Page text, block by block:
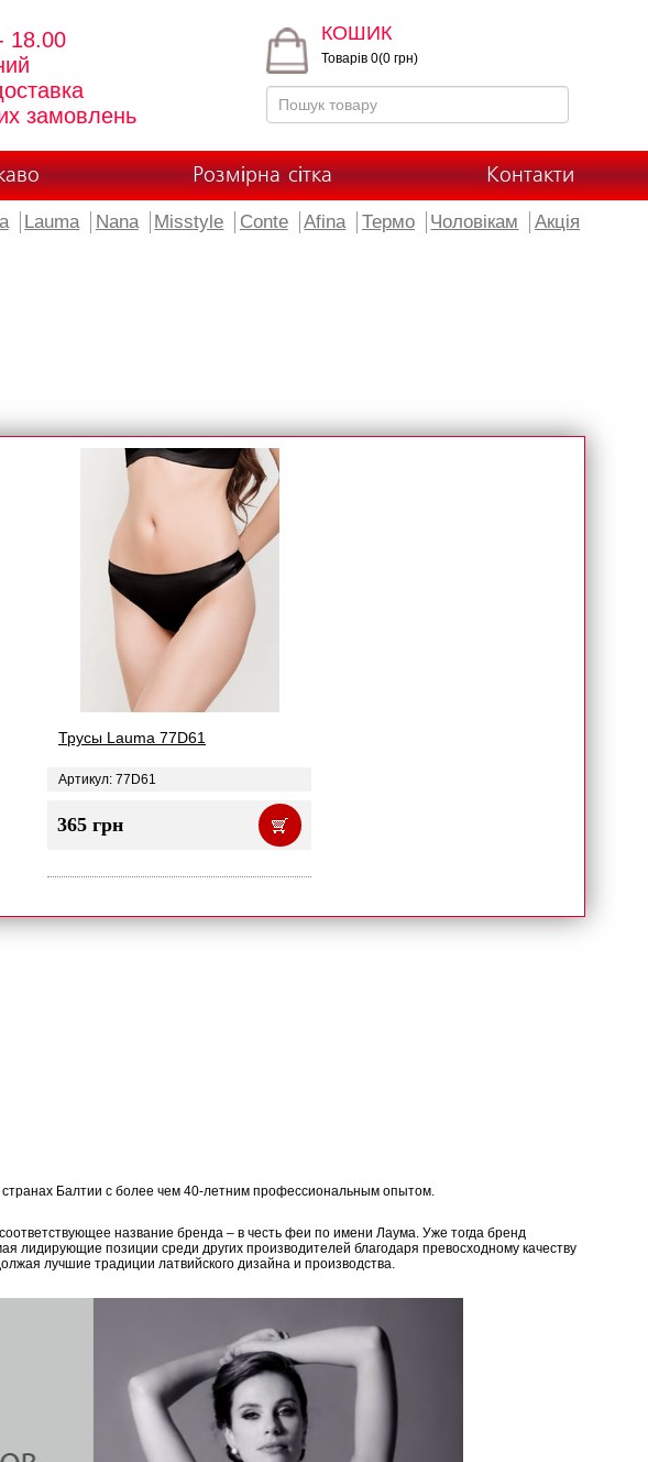
18.00
замовлень
КОШИК
Товарів 0(0 грн)
Розмірна сітка Контакти
Lauma Nana Misstyle Conte Afina Термо Чоловікам Акція
Трусы Lauma 77D61
Артикул: 77D61
365 грн
Балтии с более чем 40-летним профессиональным опытом.
название бренда – в честь феи по имени Лаума. Уже тогда бренд
лидирующие позиции среди других производителей благодаря превосходному качеству
лучшие традиции латвийского дизайна и производства.